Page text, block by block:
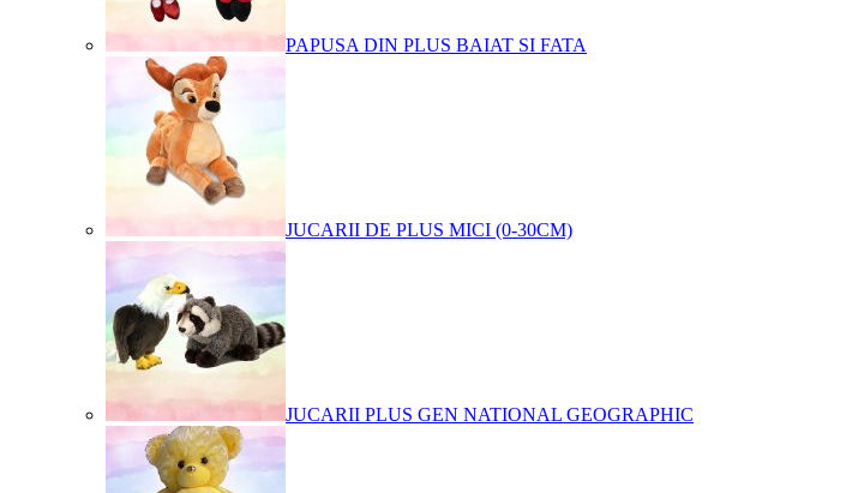
PAPUSA DIN PLUS BAIAT SI FATA
JUCARII DE PLUS MICI (0-30CM)
JUCARII PLUS GEN NATIONAL GEOGRAPHIC